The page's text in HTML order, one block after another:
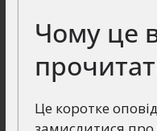
Чому це
Це коротке